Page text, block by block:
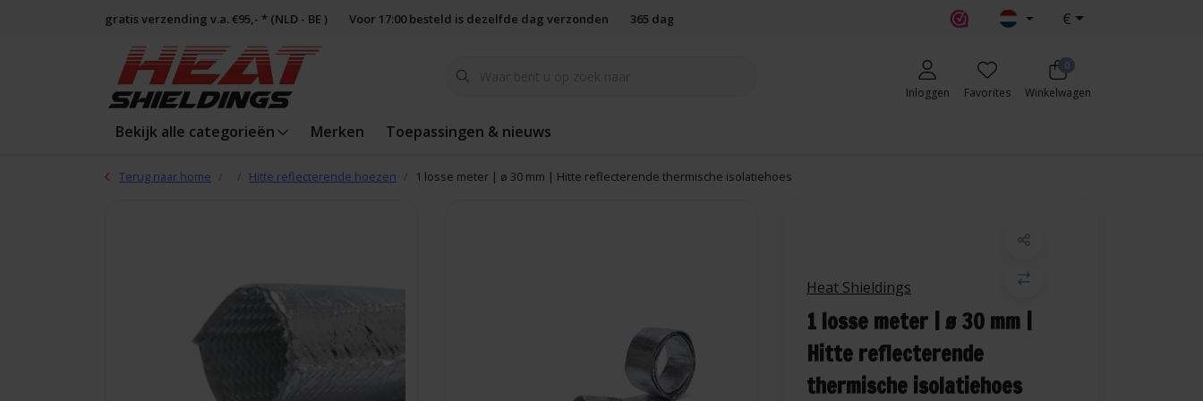
gratis verzending v.a. €95,- * (NLD - BE ) Voor 17:00 besteld is dezelfde dag verzonden 365 dagen retourbeleid €
Inloggen Favorites
0
Winkelwagen
Bekijk alle categorieën Merken Toepassingen & nieuws
Terug naar home Hitte reflecterende hoezen 1 losse meter | ø 30 mm | Hitte reflecterende thermische isolatiehoes
Heat Shieldings
1 losse meter | ø 30 mm |
Hitte reflecterende
thermische isolatiehoes